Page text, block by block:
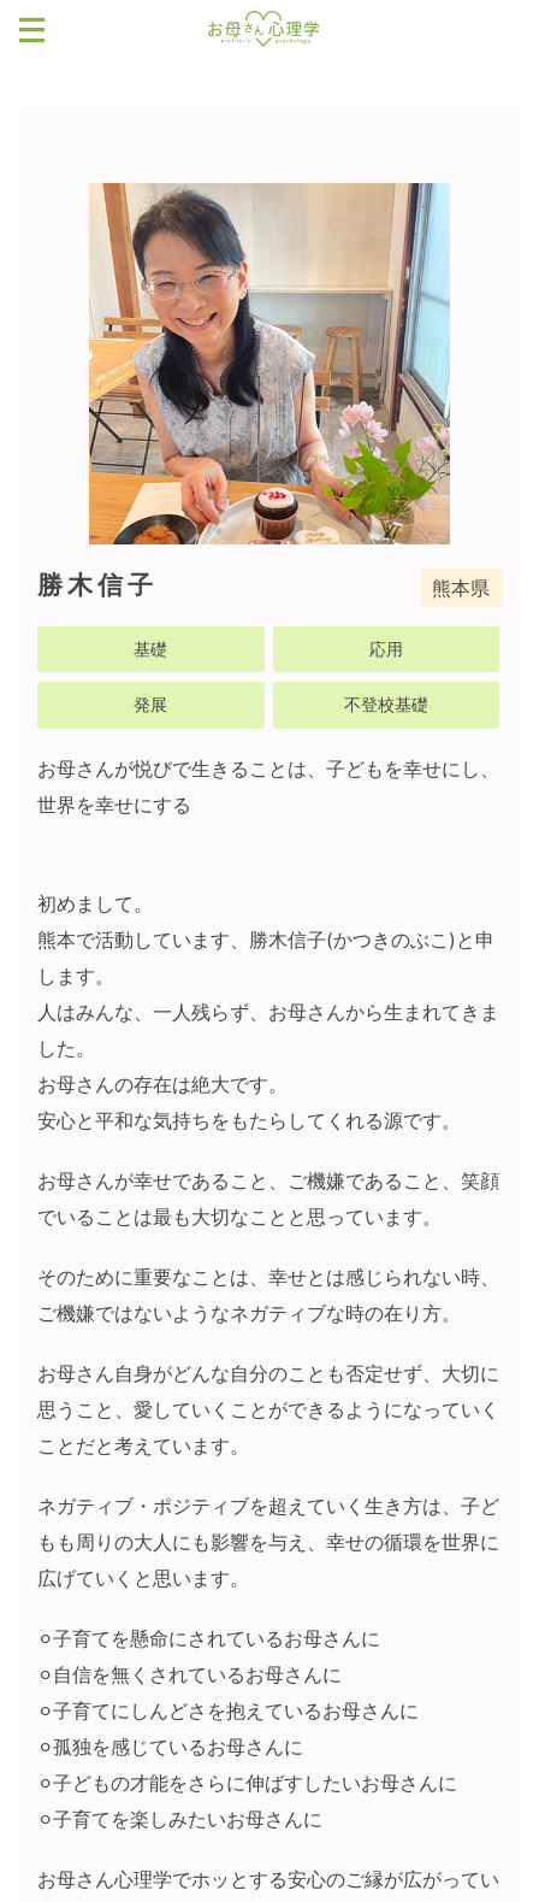
勝木信子 熊本県
基礎 応用
発展 不登校基礎
お母さんが悦びで生きることは、子どもを幸せにし、
世界を幸せにする
初めまして。
熊本で活動しています、勝木信子(かつきのぶこ)と申
します。
人はみんな、一人残らず、お母さんから生まれてきま
した。
お母さんの存在は絶大です。
安心と平和な気持ちをもたらしてくれる源です。
お母さんが幸せであること、ご機嫌であること、笑顔
でいることは最も大切なことと思っています。
そのために重要なことは、幸せとは感じられない時、
ご機嫌ではないようなネガティブな時の在り方。
お母さん自身がどんな自分のことも否定せず、大切に
思うこと、愛していくことができるようになっていく
ことだと考えています。
ネガティブ・ポジティブを超えていく生き方は、子ど
もも周りの大人にも影響を与え、幸せの循環を世界に
広げていくと思います。
⚪︎子育てを懸命にされているお母さんに
⚪︎自信を無くされているお母さんに
⚪︎子育てにしんどさを抱えているお母さんに
⚪︎孤独を感じているお母さんに
⚪︎子どもの才能をさらに伸ばすしたいお母さんに
⚪︎子育てを楽しみたいお母さんに
お母さん心理学でホッとする安心のご縁が広がってい